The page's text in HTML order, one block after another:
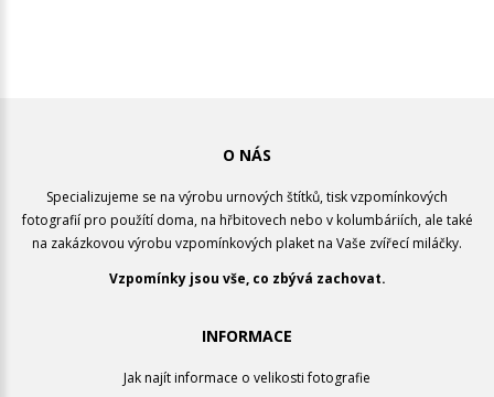
O NÁS
Specializujeme se na výrobu urnových štítků, tisk vzpomínkových
fotografií pro použítí doma, na hřbitovech nebo v kolumbáriích, ale také
na zakázkovou výrobu vzpomínkových plaket na Vaše zvířecí miláčky.
Vzpomínky jsou vše, co zbývá zachovat.
INFORMACE
Jak najít informace o velikosti fotografie